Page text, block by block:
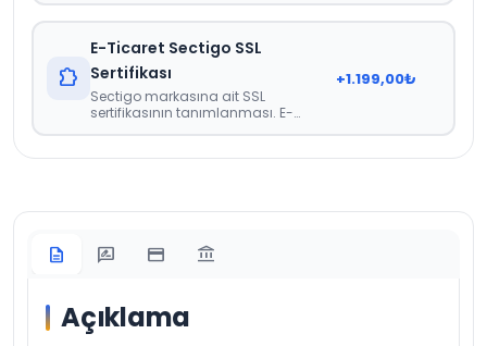
güncellemeleri gibi web sitenizdeki
genel güncellemeler noktasında
destek paketidir.
extension
E-Ticaret Sectigo SSL
Sertifikası
Sectigo markasına ait SSL
sertifikasının tanımlanması. E-
+1.199,00₺
description rate_review credit_card account_balance
Açıklama